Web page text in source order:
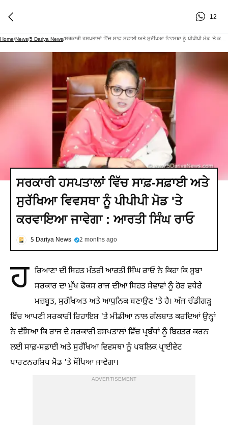
12
Home/News/5 Dariya News/
ਸਰਕਾਰੀ ਹਸਪਤਾਲਾਂ ਵਿੱਚ ਸਾਫ਼-ਸਫ਼ਾਈ ਅਤੇ
ਸੁਰੱਖਿਆ ਵਿਵਸਥਾ ਨੂੰ ਪੀਪੀਪੀ ਮੋਡ 'ਤੇ
ਕਰਵਾਇਆ ਜਾਵੇਗਾ : ਆਰਤੀ ਸਿੰਘ ਰਾਓ
5 Dariya News 2 months ago
ਹ ਰਿਆਣਾ ਦੀ ਸਿਹਤ ਮੰਤਰੀ ਆਰਤੀ ਸਿੰਘ ਰਾਓ ਨੇ ਕਿਹਾ ਕਿ ਸੂਬਾ
ਸਰਕਾਰ ਦਾ ਮੁੱਖ ਫੋਕਸ ਰਾਜ ਦੀਆਂ ਸਿਹਤ ਸੇਵਾਵਾਂ ਨੂੰ ਹੋਰ ਵਧੇਰੇ
ਮਜ਼ਬੂਤ, ਸੁਰੱਖਿਅਤ ਅਤੇ ਆਧੁਨਿਕ ਬਣਾਉਣ 'ਤੇ ਹੈ। ਅੱਜ ਚੰਡੀਗੜ੍ਹ
ਵਿੱਚ ਆਪਣੀ ਸਰਕਾਰੀ ਰਿਹਾਇਸ਼ 'ਤੇ ਮੀਡੀਆ ਨਾਲ ਗੱਲਬਾਤ ਕਰਦਿਆਂ ਉਨ੍ਹਾਂ
ਨੇ ਦੱਸਿਆ ਕਿ ਰਾਜ ਦੇ ਸਰਕਾਰੀ ਹਸਪਤਾਲਾਂ ਵਿੱਚ ਪ੍ਰਬੰਧਾਂ ਨੂੰ ਬਿਹਤਰ ਕਰਨ
ਲਈ ਸਾਫ਼-ਸਫ਼ਾਈ ਅਤੇ ਸੁਰੱਖਿਆ ਵਿਵਸਥਾ ਨੂੰ ਪਬਲਿਕ ਪ੍ਰਾਈਵੇਟ
ਪਾਰਟਨਰਸ਼ਿਪ ਮੋਡ 'ਤੇ ਸੌਂਪਿਆ ਜਾਵੇਗਾ।
ADVERTISEMENT